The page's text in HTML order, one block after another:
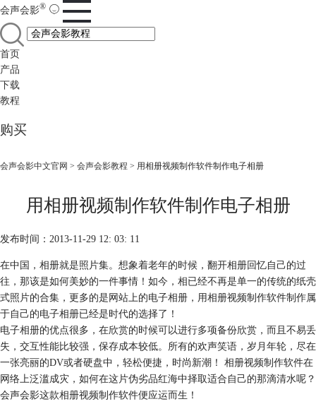
会声会影®
首页
产品
下载
教程
购买
会声会影中文官网 > 会声会影教程 > 用相册视频制作软件制作电子相册
用相册视频制作软件制作电子相册
发布时间：2013-11-29 12: 03: 11
在中国，相册就是照片集。想象着老年的时候，翻开相册回忆自己的过
往，那该是如何美妙的一件事情！如今，相已经不再是单一的传统的纸壳
式照片的合集，更多的是网站上的电子相册，用相册视频制作软件制作属
于自己的电子相册已经是时代的选择了！
电子相册的优点很多，在欣赏的时候可以进行多项备份欣赏，而且不易丢
失，交互性能比较强，保存成本较低。所有的欢声笑语，岁月年轮，尽在
一张亮丽的DV或者硬盘中，轻松便捷，时尚新潮！ 相册视频制作软件在
网络上泛滥成灾，如何在这片伪劣品红海中择取适合自己的那滴清水呢？
会声会影这款相册视频制作软件便应运而生！